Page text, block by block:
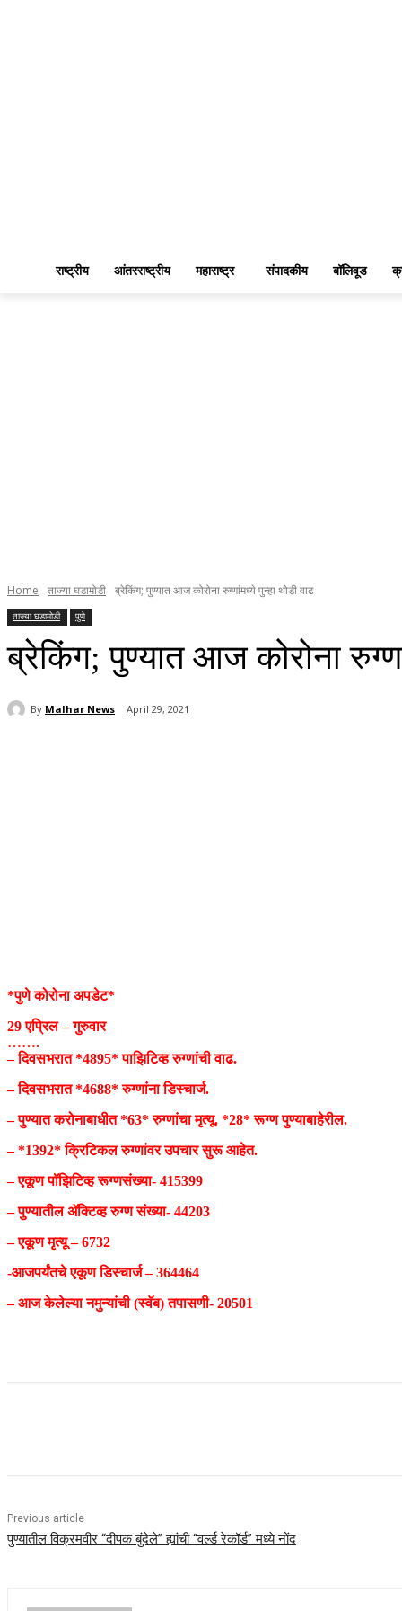
राष्ट्रीय आंतरराष्ट्रीय महाराष्ट्र संपादकीय बॉलिवूड
Home ताज्या घडामोडी ब्रेकिंग; पुण्यात आज कोरोना रुग्णांमध्ये पुन्हा थोडी वाढ
ताज्या घडामोडी पुणे
ब्रेकिंग; पुण्यात आज कोरोना
By Malhar News April 29, 2021
*पुणे कोरोना अपडेट*
29 एप्रिल – गुरुवार
…….
– दिवसभरात *4895* पाझिटिव्ह रुग्णांची वाढ.
– दिवसभरात *4688* रुग्णांना डिस्चार्ज.
– पुण्यात करोनाबाधीत *63* रुग्णांचा मृत्यू. *28* रूग्ण पुण्याबाहेरील.
– *1392* क्रिटिकल रुग्णांवर उपचार सुरू आहेत.
– एकूण पॉझिटिव्ह रूग्णसंख्या- 415399
– पुण्यातील ॲक्टिव्ह रुग्ण संख्या- 44203
– एकूण मृत्यू – 6732
-आजपर्यंतचे एकूण डिस्चार्ज – 364464
– आज केलेल्या नमुन्यांची (स्वॅब) तपासणी- 20501
Previous article
पुण्यातील विक्रमवीर “दीपक बुंदेले” ह्यांची “वर्ल्ड रेकॉर्ड” मध्ये नोंद